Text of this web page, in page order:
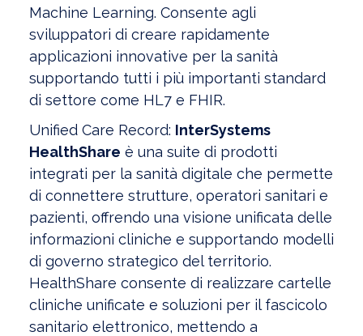
Machine Learning. Consente agli
sviluppatori di creare rapidamente
applicazioni innovative per la sanità
supportando tutti i più importanti standard
di settore come HL7 e FHIR.
Unified Care Record: InterSystems
HealthShare è una suite di prodotti
integrati per la sanità digitale che permette
di connettere strutture, operatori sanitari e
pazienti, offrendo una visione unificata delle
informazioni cliniche e supportando modelli
di governo strategico del territorio.
HealthShare consente di realizzare cartelle
cliniche unificate e soluzioni per il fascicolo
sanitario elettronico, mettendo a